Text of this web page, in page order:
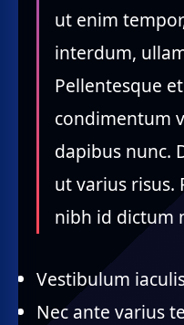
ut enim
interdum,
Pellentesque
condimentum
dapibus nunc.
ut varius risus.
nibh id dictum
Vestibulum
Nec ante varius